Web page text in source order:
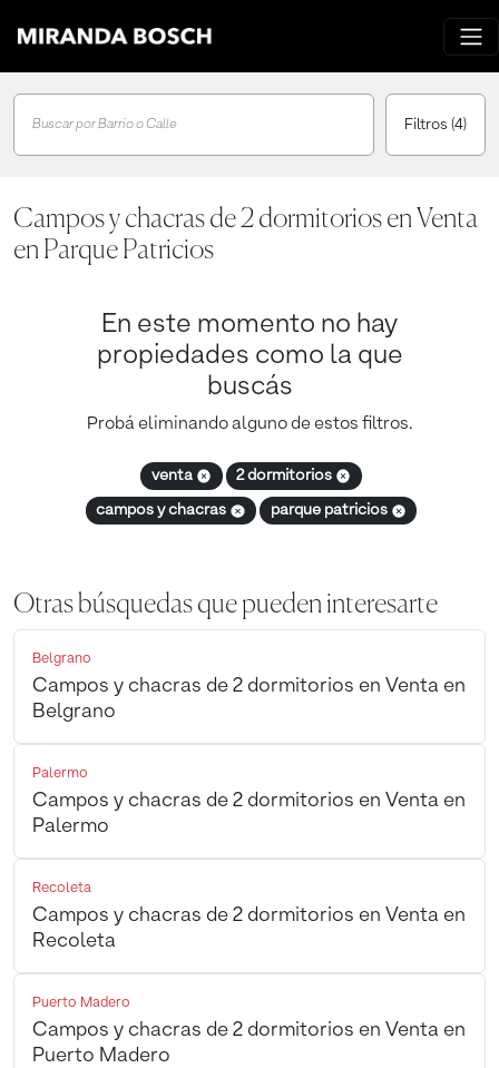
Buscar por Barrio o Calle Filtros (4)
Campos y chacras de 2 dormitorios en Venta
en Parque Patricios
En este momento no hay
propiedades como la que
buscás
Probá eliminando alguno de estos filtros.
venta 2 dormitorios
campos y chacras parque patricios
Otras búsquedas que pueden interesarte
Belgrano
Campos y chacras de 2 dormitorios en Venta en
Belgrano
Palermo
Campos y chacras de 2 dormitorios en Venta en
Palermo
Recoleta
Campos y chacras de 2 dormitorios en Venta en
Recoleta
Puerto Madero
Campos y chacras de 2 dormitorios en Venta en
Puerto Madero